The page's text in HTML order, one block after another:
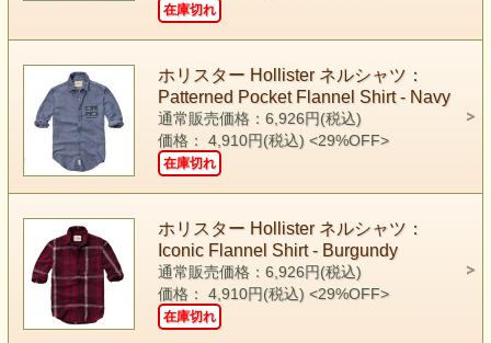
在庫切れ
ホリスター Hollister ネルシャツ：
Patterned Pocket Flannel Shirt - Navy
通常販売価格：6,926円(税込)
価格： 4,910円(税込) <29%OFF>
在庫切れ
ホリスター Hollister ネルシャツ：
Iconic Flannel Shirt - Burgundy
通常販売価格：6,926円(税込)
価格： 4,910円(税込) <29%OFF>
在庫切れ